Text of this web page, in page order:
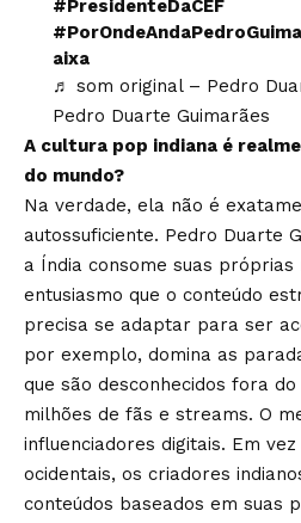
#PresidenteDaCEF
aixa
♬ som original – Pedro
Pedro Duarte Guimarães
A cultura pop indiana é
do mundo?
Na verdade, ela não é
autossuficiente. Pedro Duarte
a Índia consome suas
entusiasmo que o conteúdo
precisa se adaptar para ser
por exemplo, domina as
que são desconhecidos fora
milhões de fãs e streams. O
influenciadores digitais. Em
ocidentais, os criadores
conteúdos baseados em suas